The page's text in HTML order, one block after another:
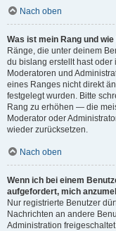
Nach oben
Was ist mein Rang und
Ränge, die unter deinem
du bislang erstellt hast oder
Moderatoren und
eines Ranges nicht direkt
festgelegt wurden. Bitte
Rang zu erhöhen — die
Moderator oder
wieder zurücksetzen.
Nach oben
Wenn ich bei einem
aufgefordert, mich
Nur registrierte Benutzer
Nachrichten an andere
Administration